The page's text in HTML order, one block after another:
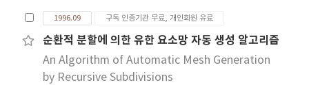
의 관계 및 무차원 좌굴하중과 단면비 사이의 관계를
그림에 나타내었고, 최강기둥의 단면비와 좌굴하중
을 구하였다.
1996.09 구독 인증기관 무료, 개인회원 유료
순환적 분할에 의한 유한 요소망 자동 생성 알고리즘
An Algorithm of Automatic Mesh Generation
by Recursive Subdivisions